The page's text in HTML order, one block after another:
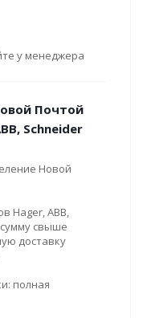
у менеджера
Почтой
Schneider
Новой
Hager, ABB,
свыше
доставку
полная